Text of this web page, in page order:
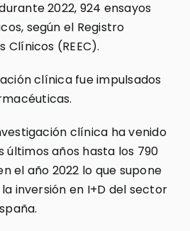
2022, 924 ensayos
según el Registro
Clínicos (REEC).
clínica fue impulsados
clínica ha venido
últimos años hasta los 790
el año 2022 lo que supone
inversión en I+D del sector